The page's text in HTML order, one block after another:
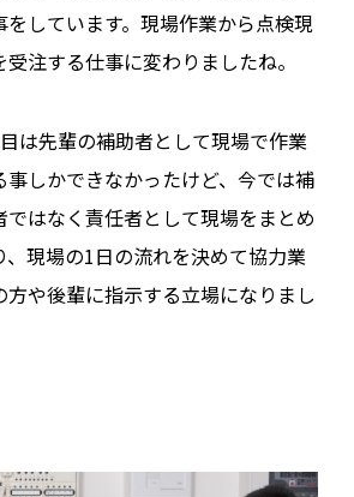
をしています。現場作業から点検現
受注する仕事に変わりましたね。
は先輩の補助者として現場で作業
事しかできなかったけど、今では補
ではなく責任者として現場をまとめ
、現場の1日の流れを決めて協力業
方や後輩に指示する立場になりまし